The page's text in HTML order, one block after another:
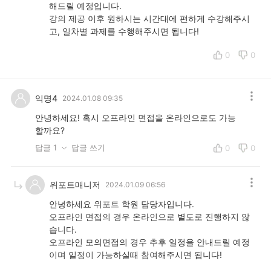
해드릴 예정입니다.
강의 제공 이후 원하시는 시간대에 편하게 수강해주시
고, 일차별 과제를 수행해주시면 됩니다!
0 0
익명4 2024.01.08 09:35
안녕하세요! 혹시 오프라인 면접을 온라인으로도 가능
할까요?
답글 1 답글 쓰기 0 0
위포트매니저 2024.01.09 06:56
안녕하세요 위포트 학원 담당자입니다.
오프라인 면접의 경우 온라인으로 별도로 진행하지 않
습니다.
오프라인 모의면접의 경우 추후 일정을 안내드릴 예정
이며 일정이 가능하실때 참여해주시면 됩니다!